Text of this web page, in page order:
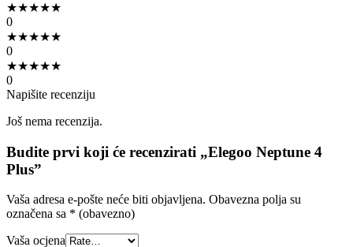
★★★★★
0
★★★★★
0
★★★★★
0
Napišite recenziju
Još nema recenzija.
Budite prvi koji će recenzirati „Elegoo Neptune 4
Plus”
Vaša adresa e-pošte neće biti objavljena. Obavezna polja su
označena sa * (obavezno)
Vaša ocjena